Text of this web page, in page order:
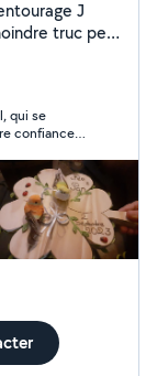
qui me
je peux
qui se
confiance